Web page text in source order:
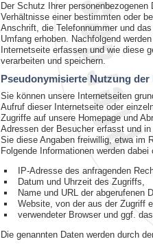
Der Schutz Ihrer
Verhältnisse einer bestimmten oder
Anschrift, die Telefonnummer und
Umfang erhoben. Nachfolgend
Internetseite erfassen und wie diese
verarbeiten und speichern.
Pseudonymisierte Nutzung der
Sie können unsere Internetseiten
Aufruf dieser Internetseite oder
Zugriffe auf unsere Homepage und
Adressen der Besucher erfasst und
Sie diese Angaben freiwillig, etwa im
Folgende Informationen werden
IP-Adresse des anfragenden
Datum und Uhrzeit des Zugriffs,
Name und URL der abgerufenen
Website, von der aus der Zugriff
verwendeter Browser und ggf.
Die genannten Daten werden durch